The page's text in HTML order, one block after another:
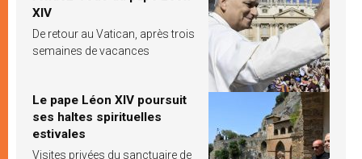
XIV
De retour au Vatican, après trois
semaines de vacances
Le pape Léon XIV poursuit
ses haltes spirituelles
estivales
Visites privées du sanctuaire de